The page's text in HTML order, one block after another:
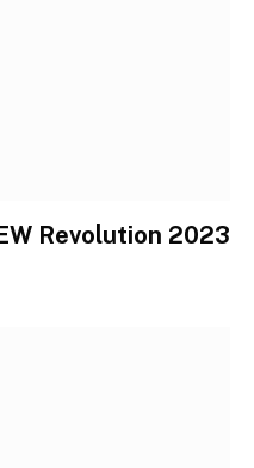
Revolution 2023